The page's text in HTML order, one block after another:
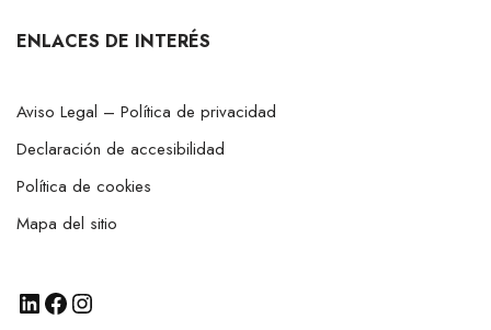
ENLACES DE INTERÉS
Aviso Legal – Política de privacidad
Declaración de accesibilidad
Política de cookies
Mapa del sitio